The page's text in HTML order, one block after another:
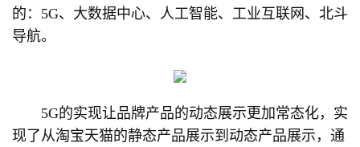
的：5G、大数据中心、人工智能、工业互联网、北斗
导航。
5G的实现让品牌产品的动态展示更加常态化，实
现了从淘宝天猫的静态产品展示到动态产品展示，通